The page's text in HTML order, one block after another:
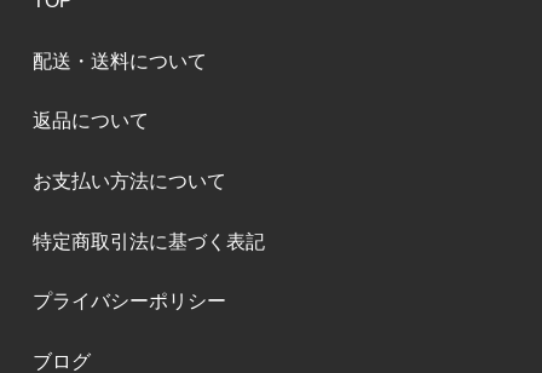
配送・送料について
返品について
お支払い方法について
特定商取引法に基づく表記
プライバシーポリシー
ブログ